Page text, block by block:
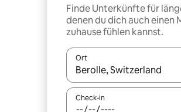
Finde Unterkünfte für
denen du dich auch einen
zuhause fühlen kannst.
Ort
Wenn Ergebnisse
Check-in